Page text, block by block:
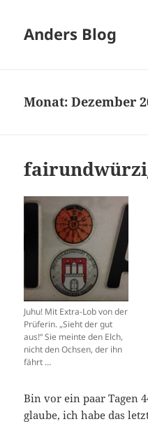
Anders Blog
Monat:Dezember
Juhu! Mit Extra-Lob von der
Prüferin. „Sieht der gut
aus!“ Sie meinte den Elch,
nicht den Ochsen, der ihn
fährt …
Bin vor ein paar Tagen
glaube, ich habe das